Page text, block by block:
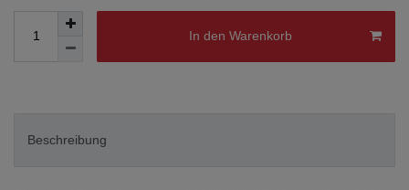
In den Warenkorb
Beschreibung